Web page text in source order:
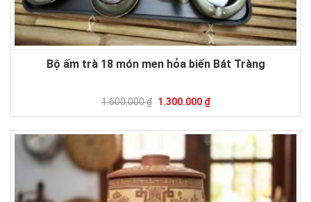
Bộ ấm trà 18 món men hỏa biến Bát Tràng
1.600.000 ₫ 1.300.000 ₫